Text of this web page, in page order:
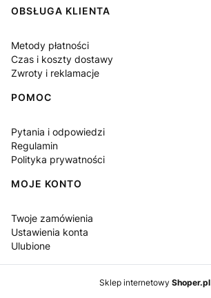
OBSŁUGA KLIENTA
Metody płatności
Czas i koszty dostawy
Zwroty i reklamacje
POMOC
Pytania i odpowiedzi
Regulamin
Polityka prywatności
MOJE KONTO
Twoje zamówienia
Ustawienia konta
Ulubione
Sklep internetowy Shoper.pl